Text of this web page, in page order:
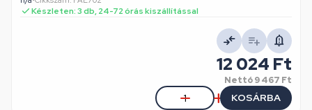
Készleten: 3 db, 24-72 órás kiszállítással
12 024 Ft
Nettó9 467 Ft
KOSÁRBA